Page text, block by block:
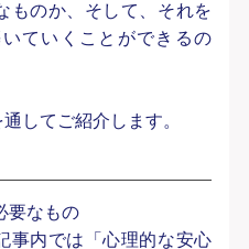
ものか、そして、それを
ていくことができるの
してご紹介します。
要なもの
事内では「心理的な安心